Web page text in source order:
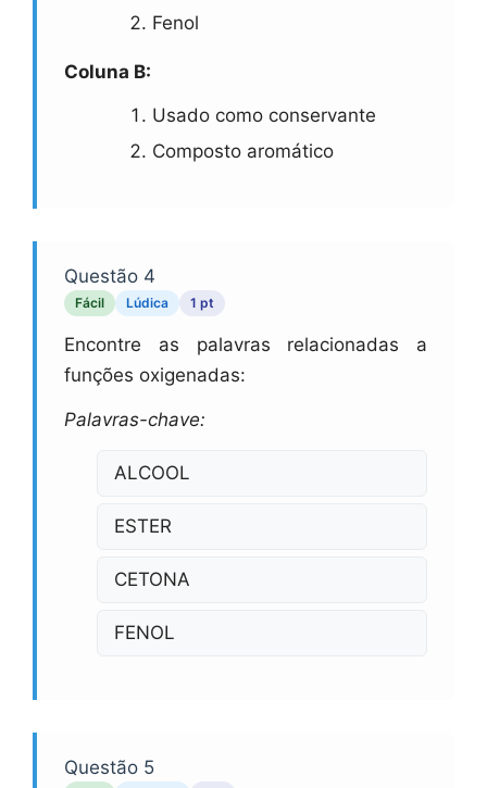
Fenol
Coluna B:
Usado como conservante
Composto aromático
Questão 4
Fácil Lúdica 1 pt
Encontre as palavras relacionadas a
funções oxigenadas:
Palavras-chave:
ALCOOL
ESTER
CETONA
FENOL
Questão 5